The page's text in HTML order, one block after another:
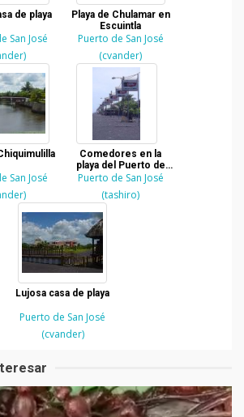
de playa
San José
Playa de Chulamar en
Escuintla
Puerto de San José
(cvander)
San José
Comedores en la
playa del Puerto de
San José
Puerto de San José
(tashiro)
Lujosa casa de playa
Puerto de San José
(cvander)